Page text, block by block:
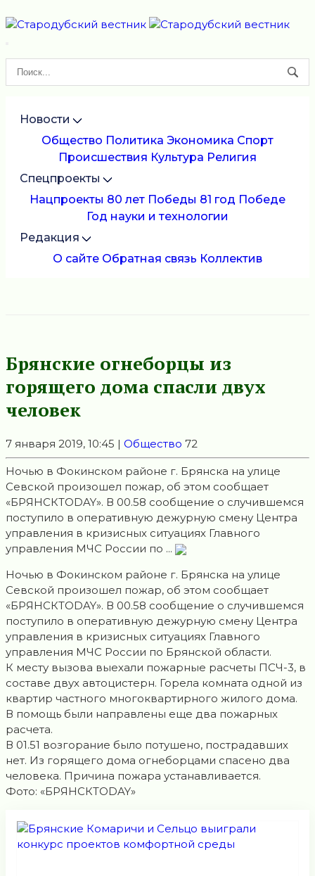
Новости
Общество Политика Экономика Спорт
Происшествия Культура Религия
Спецпроекты
Нацпроекты 80 лет Победы 81 год Победе
Год науки и технологии
Редакция
О сайте Обратная связь Коллектив
Брянские огнеборцы из
горящего дома спасли двух
человек
7 января 2019, 10:45 | Общество 72
Ночью в Фокинском районе г. Брянска на улице
Севской произошел пожар, об этом сообщает
«БРЯНСКTODAY». В 00.58 сообщение о случившемся
поступило в оперативную дежурную смену Центра
управления в кризисных ситуациях Главного
управления МЧС России по ...
Ночью в Фокинском районе г. Брянска на улице
Севской произошел пожар, об этом сообщает
«БРЯНСКTODAY». В 00.58 сообщение о случившемся
поступило в оперативную дежурную смену Центра
управления в кризисных ситуациях Главного
управления МЧС России по Брянской области.
К месту вызова выехали пожарные расчеты ПСЧ-3, в
составе двух автоцистерн. Горела комната одной из
квартир частного многоквартирного жилого дома.
В помощь были направлены еще два пожарных
расчета.
В 01.51 возгорание было потушено, пострадавших
нет. Из горящего дома огнеборцами спасено два
человека. Причина пожара устанавливается.
Фото: «БРЯНСКTODAY»